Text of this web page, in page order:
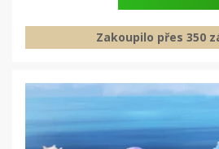
Zakoupilo přes 350